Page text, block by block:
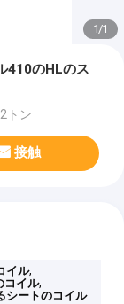
1/1
410のHLのス
トン
接触
イル,
コイル,
シートのコイル